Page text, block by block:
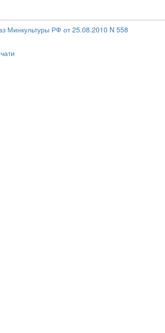
Минкультуры РФ от 25.08.2010 N 558